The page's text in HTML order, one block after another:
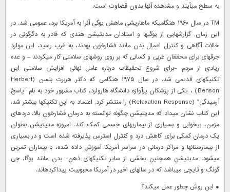
به سطح میآیند و مشاهده آنها بدون قضاوت است.
TM در سال ۱۹۶۰ هنگامیکه ماهاریشی ماهش یوگی آنرا به آمریکا برد، عمومی شد. در
این زمان, گزارشهایی از یوگیها و استادان مدیتیشن هندی که قادر به دگرگونی در
حالات آگاهی و کنترل اعمال بدن مانند فشارخون بودند، به غرب رسید. این موارد
جرقهای برای محققان غربی و کسانی که بر روی روشهای سلامتی کار میکردند – و عده
زیادی از مردم -برای شروع تحقیقات درباره عامل نهانی افزایش سلامتی این
تکنیکهای قدیمی شد. در سال ۱۹۷۵ هنگامی که دکتر هربرت بنسن (Herbert
Benson) ، یکی از پزشکان پرآوازه دانشگاه هاروارد، کتاب مشهور خود به نام “پاسخ
آرمیدگی” (Relaxation Response) را منتشر کرد, اعتماد به این تکنیکها بیشتر شد.
این کتاب نشان میداد که مدیتیشن چگونه توانسته به درمان فشارخون بالا، دردهای
مزمن، بیخوابی و بسیاری از بیماریهای جسمی کمک کند. امروزه مدیتیشن بعنوان
یک درمان کمکی برای کاهش درد و کنترل استرس پذیرفته شده است و در بسیاری
از بیمارستانها و مراکز درمانی در سراسر آمریکا آموزش داده شده، با بیماران تمرین
میشود. مدیتیشن همچنین بخشی از سایر تکنیکهای ذهن- بدن مانند یوگا، چی
گونگ و تایچی میباشد که در سالهای اخیر در آمریکا محبوبیت پیداکردهاند.
● این روش چطور عمل میکند؟